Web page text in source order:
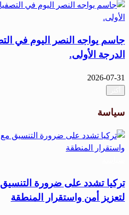
جاسم يواجه النصر اليوم في
الدرجة الأولى.
2026-07-31
سياسة
تركيا تشدد على ضرورة
لتعزيز أمن واستقرار المنطقة